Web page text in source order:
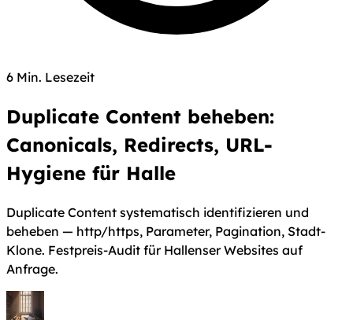
6 Min. Lesezeit
Duplicate Content beheben:
Canonicals, Redirects, URL-
Hygiene für Halle
Duplicate Content systematisch identifizieren und
beheben — http/https, Parameter, Pagination, Stadt-
Klone. Festpreis-Audit für Hallenser Websites auf
Anfrage.